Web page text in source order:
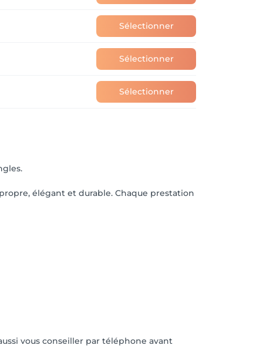
Sélectionner
Sélectionner
Sélectionner
élégant et durable. Chaque prestation
vous conseiller par téléphone avant